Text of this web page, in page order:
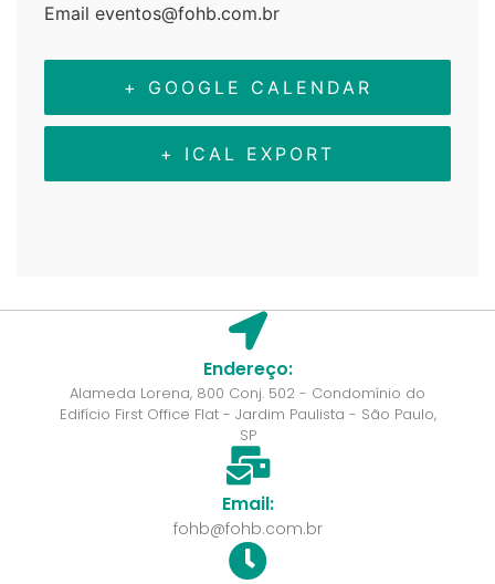
Email eventos@fohb.com.br
+ GOOGLE CALENDAR
+ ICAL EXPORT
Endereço:
Alameda Lorena, 800 Conj. 502 - Condomínio do
Edifício First Office Flat - Jardim Paulista - São Paulo,
SP
Email:
fohb@fohb.com.br